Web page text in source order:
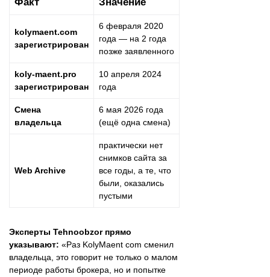
kolymaent.com
зарегистрирован
6 февраля 2020
года — на 2 года
позже заявленного
koly-maent.pro
зарегистрирован
10 апреля 2024
года
Смена
владельца
6 мая 2026 года
(ещё одна смена)
Web Archive
практически нет
снимков сайта за
все годы, а те, что
были, оказались
пустыми
Эксперты Tehnoobzor прямо
указывают: «Раз KolyMaent com сменил
владельца, это говорит не только о малом
периоде работы брокера, но и попытке